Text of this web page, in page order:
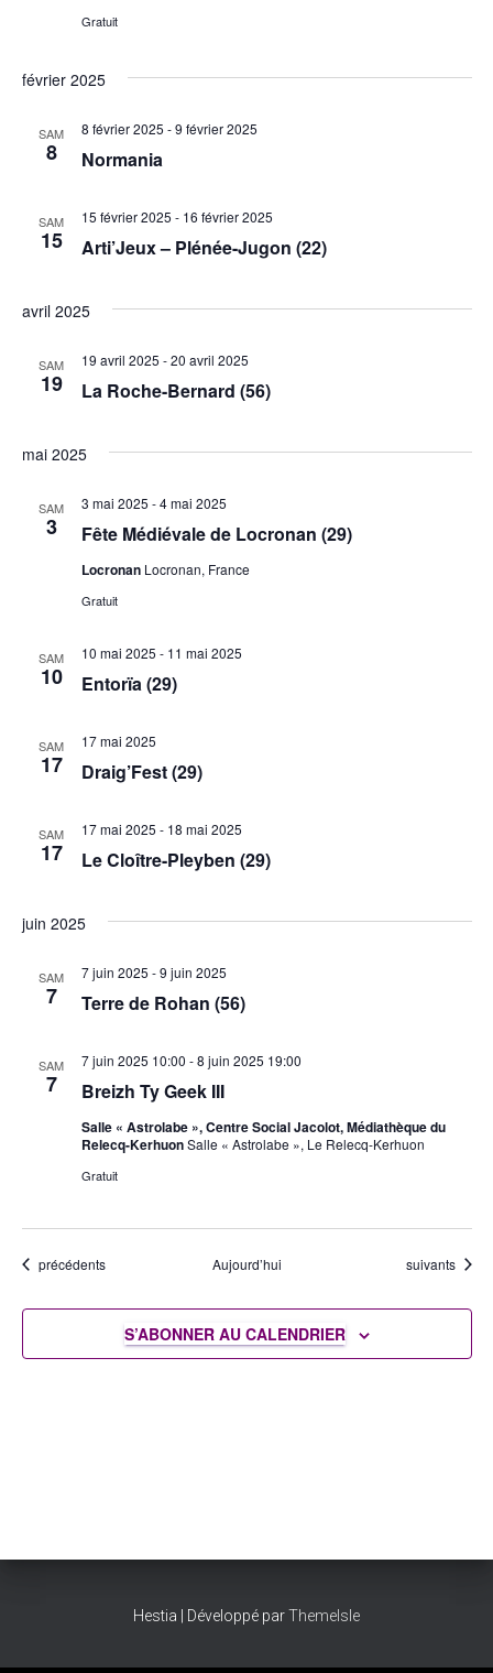
Gratuit
février 2025
SAM
8 Normania
8 février 2025 -9 février 2025
SAM
15 Arti’Jeux – Plénée-Jugon (22)
15 février 2025 - 16 février 2025
avril 2025
SAM
19 La Roche-Bernard (56)
19 avril 2025 -20 avril 2025
mai 2025
SAM
3 Fête Médiévale de Locronan (29)
3 mai 2025 -4 mai 2025
Locronan Locronan, France
Gratuit
SAM
10 Entorïa (29)
10 mai 2025 - 11 mai 2025
SAM
17 Draig’Fest (29)
17 mai 2025
SAM
17 Le Cloître-Pleyben (29)
17 mai 2025 - 18 mai 2025
juin 2025
SAM
7 Terre de Rohan (56)
7 juin 2025 -9 juin 2025
SAM
7 Breizh Ty Geek III
7 juin 2025 10:00 -8 juin 2025 19:00
Salle « Astrolabe », Centre Social Jacolot, Médiathèque du
Relecq-KerhuonSalle « Astrolabe », Le Relecq-Kerhuon
Gratuit
Évènements
précédents Aujourd’hui Évènements
suivants
S’ABONNER AU CALENDRIER
Hestia | Développé parThemeIsle